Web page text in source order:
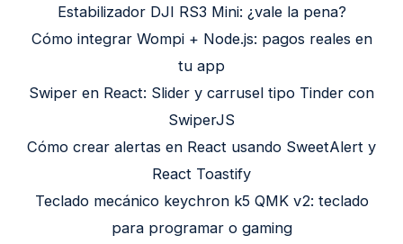
Estabilizador DJI RS3 Mini: ¿vale la pena?
Cómo integrar Wompi + Node.js: pagos reales en
tu app
Swiper en React: Slider y carrusel tipo Tinder con
SwiperJS
Cómo crear alertas en React usando SweetAlert y
React Toastify
Teclado mecánico keychron k5 QMK v2: teclado
para programar o gaming